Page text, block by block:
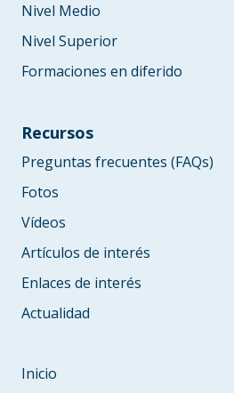
Nivel Medio
Nivel Superior
Formaciones en diferido
Recursos
Preguntas frecuentes (FAQs)
Fotos
Vídeos
Artículos de interés
Enlaces de interés
Actualidad
Inicio